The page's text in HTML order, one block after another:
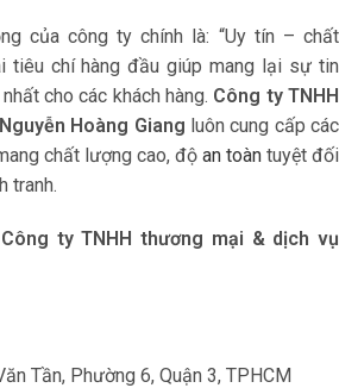
của công ty chính là: “Uy tín – chất
tiêu chí hàng đầu giúp mang lại sự tin
cho các khách hàng. Công ty TNHH
Hoàng Giang luôn cung cấp các
chất lượng cao, độ an toàn tuyệt đối
tranh.
Công ty TNHH thương mại & dịch vụ
Tần, Phường 6, Quận 3, TPHCM